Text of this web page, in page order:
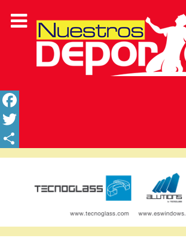
Facebook
Twitter
Share